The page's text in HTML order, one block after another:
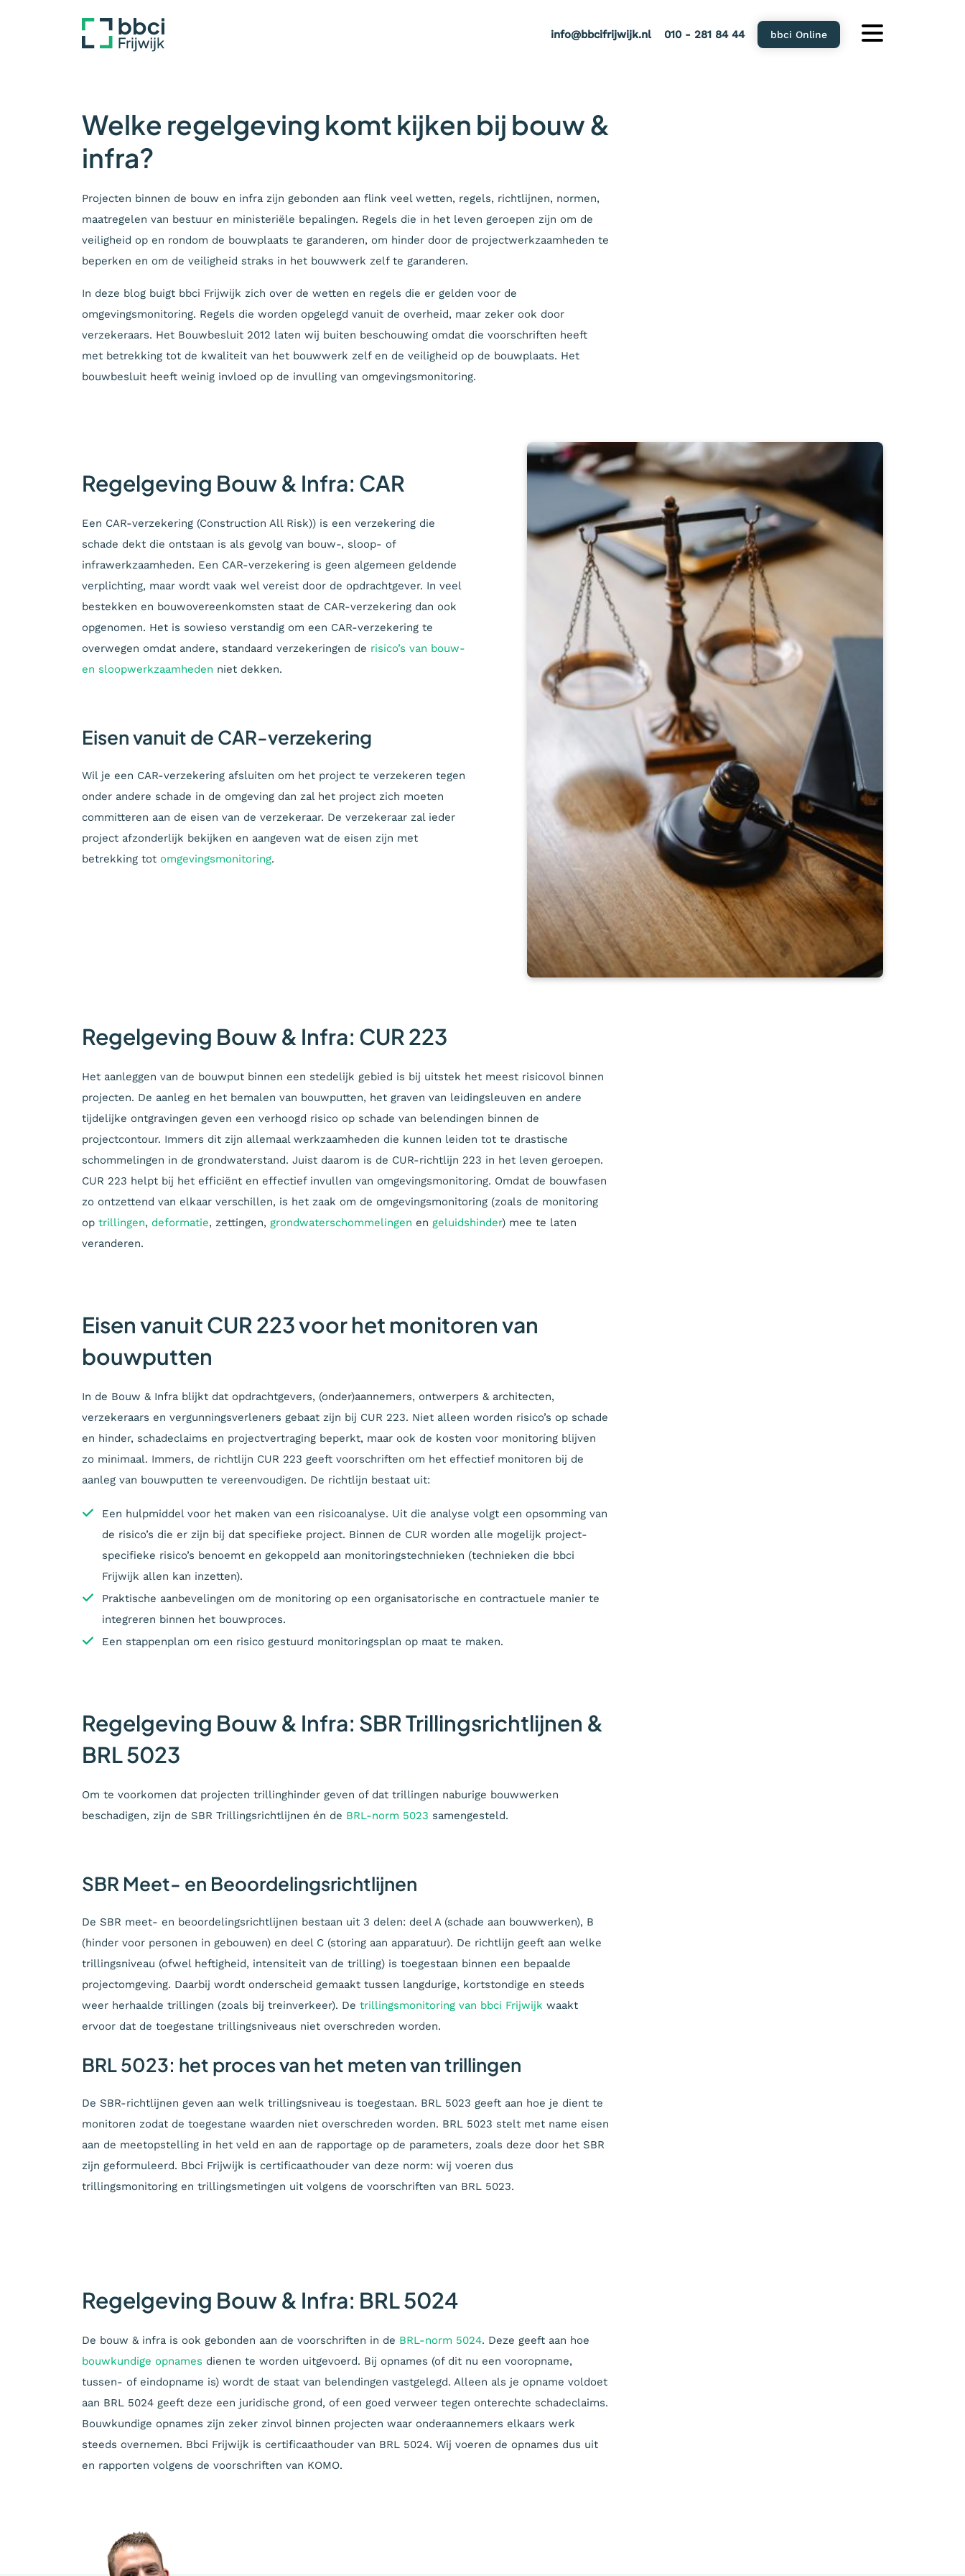
info@bbcifrijwijk.nl 010 - 281 84 44 bbci Online
Welke regelgeving komt kijken bij bouw &
infra?
Projecten binnen de bouw en infra zijn gebonden aan flink veel wetten, regels, richtlijnen, normen,
maatregelen van bestuur en ministeriële bepalingen. Regels die in het leven geroepen zijn om de
veiligheid op en rondom de bouwplaats te garanderen, om hinder door de projectwerkzaamheden te
beperken en om de veiligheid straks in het bouwwerk zelf te garanderen.
In deze blog buigt bbci Frijwijk zich over de wetten en regels die er gelden voor de
omgevingsmonitoring. Regels die worden opgelegd vanuit de overheid, maar zeker ook door
verzekeraars. Het Bouwbesluit 2012 laten wij buiten beschouwing omdat die voorschriften heeft
met betrekking tot de kwaliteit van het bouwwerk zelf en de veiligheid op de bouwplaats. Het
bouwbesluit heeft weinig invloed op de invulling van omgevingsmonitoring.
Regelgeving Bouw & Infra: CAR
Een CAR-verzekering (Construction All Risk)) is een verzekering die
schade dekt die ontstaan is als gevolg van bouw-, sloop- of
infrawerkzaamheden. Een CAR-verzekering is geen algemeen geldende
verplichting, maar wordt vaak wel vereist door de opdrachtgever. In veel
bestekken en bouwovereenkomsten staat de CAR-verzekering dan ook
opgenomen. Het is sowieso verstandig om een CAR-verzekering te
overwegen omdat andere, standaard verzekeringen de risico’s van bouw-
en sloopwerkzaamheden niet dekken.
Eisen vanuit de CAR-verzekering
Wil je een CAR-verzekering afsluiten om het project te verzekeren tegen
onder andere schade in de omgeving dan zal het project zich moeten
committeren aan de eisen van de verzekeraar. De verzekeraar zal ieder
project afzonderlijk bekijken en aangeven wat de eisen zijn met
betrekking tot omgevingsmonitoring.
Regelgeving Bouw & Infra: CUR 223
Het aanleggen van de bouwput binnen een stedelijk gebied is bij uitstek het meest risicovol binnen
projecten. De aanleg en het bemalen van bouwputten, het graven van leidingsleuven en andere
tijdelijke ontgravingen geven een verhoogd risico op schade van belendingen binnen de
projectcontour. Immers dit zijn allemaal werkzaamheden die kunnen leiden tot te drastische
schommelingen in de grondwaterstand. Juist daarom is de CUR-richtlijn 223 in het leven geroepen.
CUR 223 helpt bij het efficiënt en effectief invullen van omgevingsmonitoring. Omdat de bouwfasen
zo ontzettend van elkaar verschillen, is het zaak om de omgevingsmonitoring (zoals de monitoring
op trillingen, deformatie, zettingen, grondwaterschommelingen en geluidshinder) mee te laten
veranderen.
Eisen vanuit CUR 223 voor het monitoren van
bouwputten
In de Bouw & Infra blijkt dat opdrachtgevers, (onder)aannemers, ontwerpers & architecten,
verzekeraars en vergunningsverleners gebaat zijn bij CUR 223. Niet alleen worden risico’s op schade
en hinder, schadeclaims en projectvertraging beperkt, maar ook de kosten voor monitoring blijven
zo minimaal. Immers, de richtlijn CUR 223 geeft voorschriften om het effectief monitoren bij de
aanleg van bouwputten te vereenvoudigen. De richtlijn bestaat uit:
Een hulpmiddel voor het maken van een risicoanalyse. Uit die analyse volgt een opsomming van
de risico’s die er zijn bij dat specifieke project. Binnen de CUR worden alle mogelijk project-
specifieke risico’s benoemt en gekoppeld aan monitoringstechnieken (technieken die bbci
Frijwijk allen kan inzetten).
Praktische aanbevelingen om de monitoring op een organisatorische en contractuele manier te
integreren binnen het bouwproces.
Een stappenplan om een risico gestuurd monitoringsplan op maat te maken.
Regelgeving Bouw & Infra: SBR Trillingsrichtlijnen &
BRL 5023
Om te voorkomen dat projecten trillinghinder geven of dat trillingen naburige bouwwerken
beschadigen, zijn de SBR Trillingsrichtlijnen én de BRL-norm 5023 samengesteld.
SBR Meet- en Beoordelingsrichtlijnen
De SBR meet- en beoordelingsrichtlijnen bestaan uit 3 delen: deel A (schade aan bouwwerken), B
(hinder voor personen in gebouwen) en deel C (storing aan apparatuur). De richtlijn geeft aan welke
trillingsniveau (ofwel heftigheid, intensiteit van de trilling) is toegestaan binnen een bepaalde
projectomgeving. Daarbij wordt onderscheid gemaakt tussen langdurige, kortstondige en steeds
weer herhaalde trillingen (zoals bij treinverkeer). De trillingsmonitoring van bbci Frijwijk waakt
ervoor dat de toegestane trillingsniveaus niet overschreden worden.
BRL 5023: het proces van het meten van trillingen
De SBR-richtlijnen geven aan welk trillingsniveau is toegestaan. BRL 5023 geeft aan hoe je dient te
monitoren zodat de toegestane waarden niet overschreden worden. BRL 5023 stelt met name eisen
aan de meetopstelling in het veld en aan de rapportage op de parameters, zoals deze door het SBR
zijn geformuleerd. Bbci Frijwijk is certificaathouder van deze norm: wij voeren dus
trillingsmonitoring en trillingsmetingen uit volgens de voorschriften van BRL 5023.
Regelgeving Bouw & Infra: BRL 5024
De bouw & infra is ook gebonden aan de voorschriften in de BRL-norm 5024. Deze geeft aan hoe
bouwkundige opnames dienen te worden uitgevoerd. Bij opnames (of dit nu een vooropname,
tussen- of eindopname is) wordt de staat van belendingen vastgelegd. Alleen als je opname voldoet
aan BRL 5024 geeft deze een juridische grond, of een goed verweer tegen onterechte schadeclaims.
Bouwkundige opnames zijn zeker zinvol binnen projecten waar onderaannemers elkaars werk
steeds overnemen. Bbci Frijwijk is certificaathouder van BRL 5024. Wij voeren de opnames dus uit
en rapporten volgens de voorschriften van KOMO.